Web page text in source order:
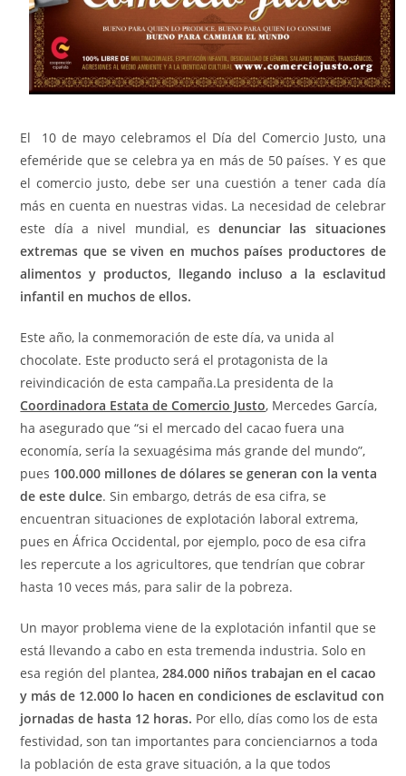
El 10 de mayo celebramos el Día del Comercio Justo, una
efeméride que se celebra ya en más de 50 países. Y es que
el comercio justo, debe ser una cuestión a tener cada día
más en cuenta en nuestras vidas. La necesidad de celebrar
este día a nivel mundial, esdenunciar las situaciones
extremas que se viven en muchos países productores de
alimentos y productos, llegando incluso a la esclavitud
infantil en muchos de ellos.
Este año, la conmemoración de este día, va unida al
chocolate. Este producto será el protagonista de la
reivindicación de esta campaña.La presidenta de la
Coordinadora Estata de Comercio Justo, Mercedes García,
ha asegurado que “si el mercado del cacao fuera una
economía, sería la sexuagésima más grande del mundo”,
pues 100.000 millones de dólares se generan con la venta
de este dulce. Sin embargo, detrás de esa cifra, se
encuentran situaciones de explotación laboral extrema,
pues en África Occidental, por ejemplo, poco de esa cifra
les repercute a los agricultores, que tendrían que cobrar
hasta 10 veces más, para salir de la pobreza.
Un mayor problema viene de la explotación infantil que se
está llevando a cabo en esta tremenda industria. Solo en
esa región del plantea,284.000 niños trabajan en el cacao
y más de 12.000 lo hacen en condiciones de esclavitud con
jornadas de hasta 12 horas. Por ello, días como los de esta
festividad, son tan importantes para concienciarnos a toda
la población de esta grave situación, a la que todos